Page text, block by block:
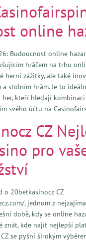
online
Budoucnost online
hráčem na trhu
herní zážitky, ale také
stolním hrám. Je to
kteří hledají kombinaci
svého účtu na
CZ
pro
o 20betkasinocz CZ
, jednom z
době, kdy se online
znát, kde najít nejlepší
se pyšní širokým